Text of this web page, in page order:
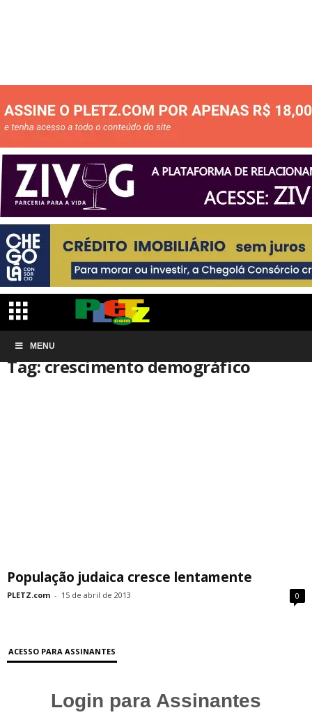
MENU
Início Tags
Tag: crescimento demográfico
População judaica cresce lentamente
PLETZ.com - 15 de abril de 2013 0
ACESSO PARA ASSINANTES
Login para Assinantes